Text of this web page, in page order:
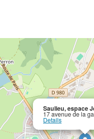
Saulieu, espace
17 avenue de la
Details